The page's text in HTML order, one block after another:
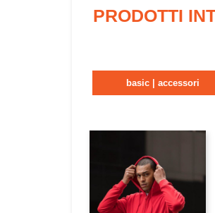
PRODOTTI
basic | accessori